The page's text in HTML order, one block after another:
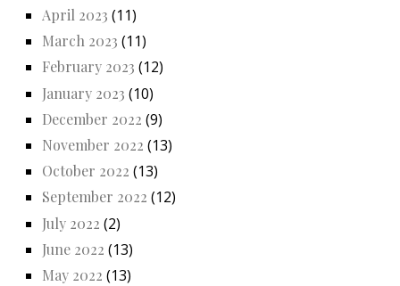
April 2023 (11)
March 2023 (11)
February 2023 (12)
January 2023 (10)
December 2022 (9)
November 2022 (13)
October 2022 (13)
September 2022 (12)
July 2022 (2)
June 2022 (13)
May 2022 (13)